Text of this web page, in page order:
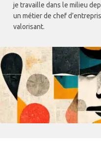
je travaille dans le milieu
un métier de chef
valorisant.